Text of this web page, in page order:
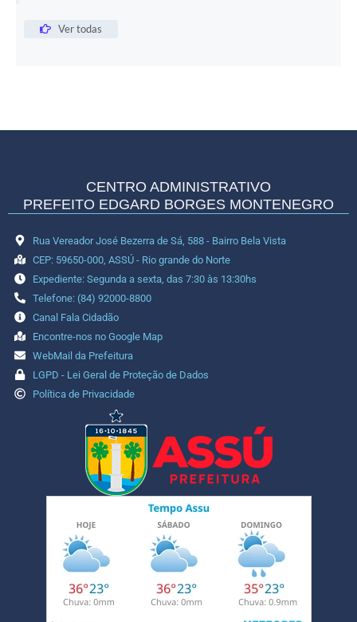
Ver todas
CENTRO ADMINISTRATIVO
PREFEITO EDGARD BORGES MONTENEGRO
Rua Vereador José Bezerra de Sá, 588 - Bairro Bela Vista
CEP: 59650-000, ASSÚ - Rio grande do Norte
Expediente: Segunda a sexta, das 7:30 às 13:30hs
Telefone: (84) 92000-8800
Canal Fala Cidadão
Encontre-nos no Google Map
WebMail da Prefeitura
LGPD - Lei Geral de Proteção de Dados
Política de Privacidade